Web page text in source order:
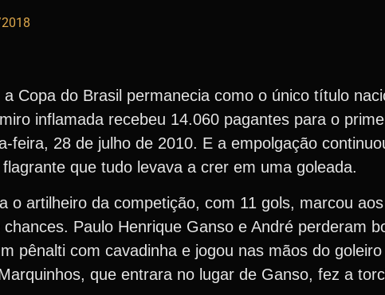
Copa do Brasil permanecia como o único título
inflamada recebeu 14.060 pagantes para o
feira, 28 de julho de 2010. E a empolgação
que tudo levava a crer em uma goleada.
o artilheiro da competição, com 11 gols, marcou
Paulo Henrique Ganso e André perderam
pênalti com cavadinha e jogou nas mãos do
que entrara no lugar de Ganso, fez a